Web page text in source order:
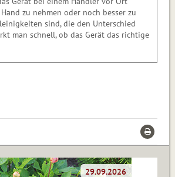
zu nehmen oder noch besser zu
sind, die den Unterschied
man schnell, ob das Gerät das richtige